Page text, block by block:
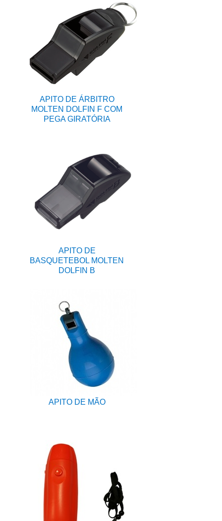
APITO DE ÁRBITRO
MOLTEN DOLFIN F COM
PEGA GIRATÓRIA
APITO DE
BASQUETEBOL MOLTEN
DOLFIN B
APITO DE MÃO